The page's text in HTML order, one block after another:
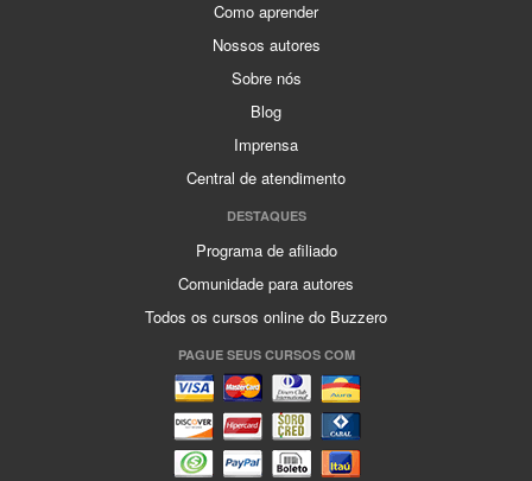
Como aprender
Nossos autores
Sobre nós
Blog
Imprensa
Central de atendimento
DESTAQUES
Programa de afiliado
Comunidade para autores
Todos os cursos online do Buzzero
PAGUE SEUS CURSOS COM